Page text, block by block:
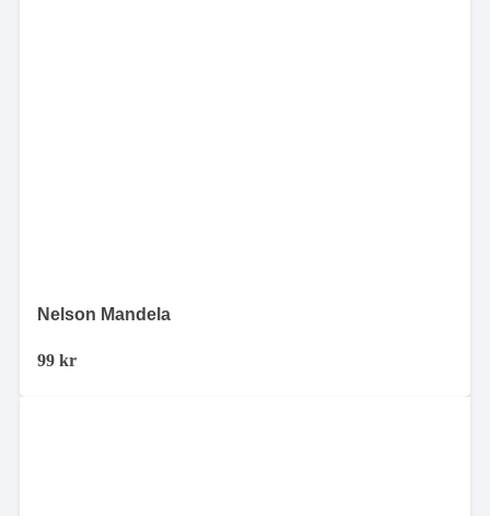
Nelson Mandela
99 kr